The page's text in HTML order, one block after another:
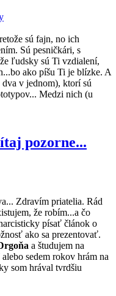
sú fajn, no ich
Sú pesničkári, s
ľudsky sú Ti vzdialení,
ako píšu Ti je blízke. A
v jednom), ktorí sú
Medzi nich (u
pozorne...
Zdravím priatelia. Rád
že robím...a čo
písať článok o
ako sa prezentovať.
a študujem na
sedem rokov hrám na
som hrával tvrdšiu